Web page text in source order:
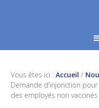
Vous êtes ici :Accueil /
Demande d'injonction
des employés non